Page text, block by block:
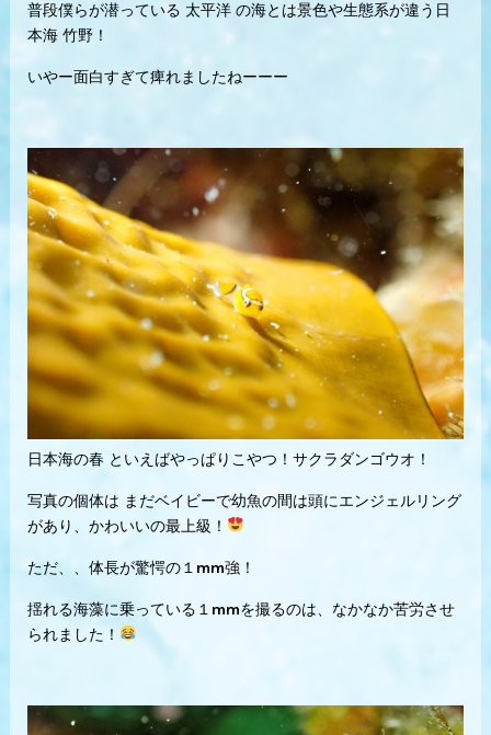
普段僕らが潜っている 太平洋 の海とは景色や生態系が違う日
本海 竹野！
いやー面白すぎて痺れましたねーーー
日本海の春 といえばやっぱりこやつ！サクラダンゴウオ！
写真の個体は まだベイビーで幼魚の間は頭にエンジェルリング
があり、かわいいの最上級！
ただ、、体長が驚愕の１mm強！
揺れる海藻に乗っている１mmを撮るのは、なかなか苦労させ
られました！